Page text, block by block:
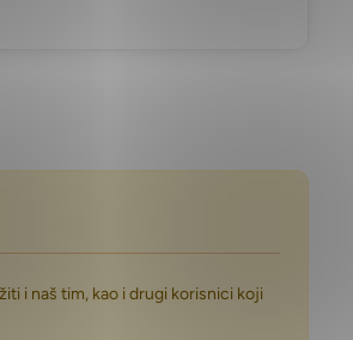
i naš tim, kao i drugi korisnici koji